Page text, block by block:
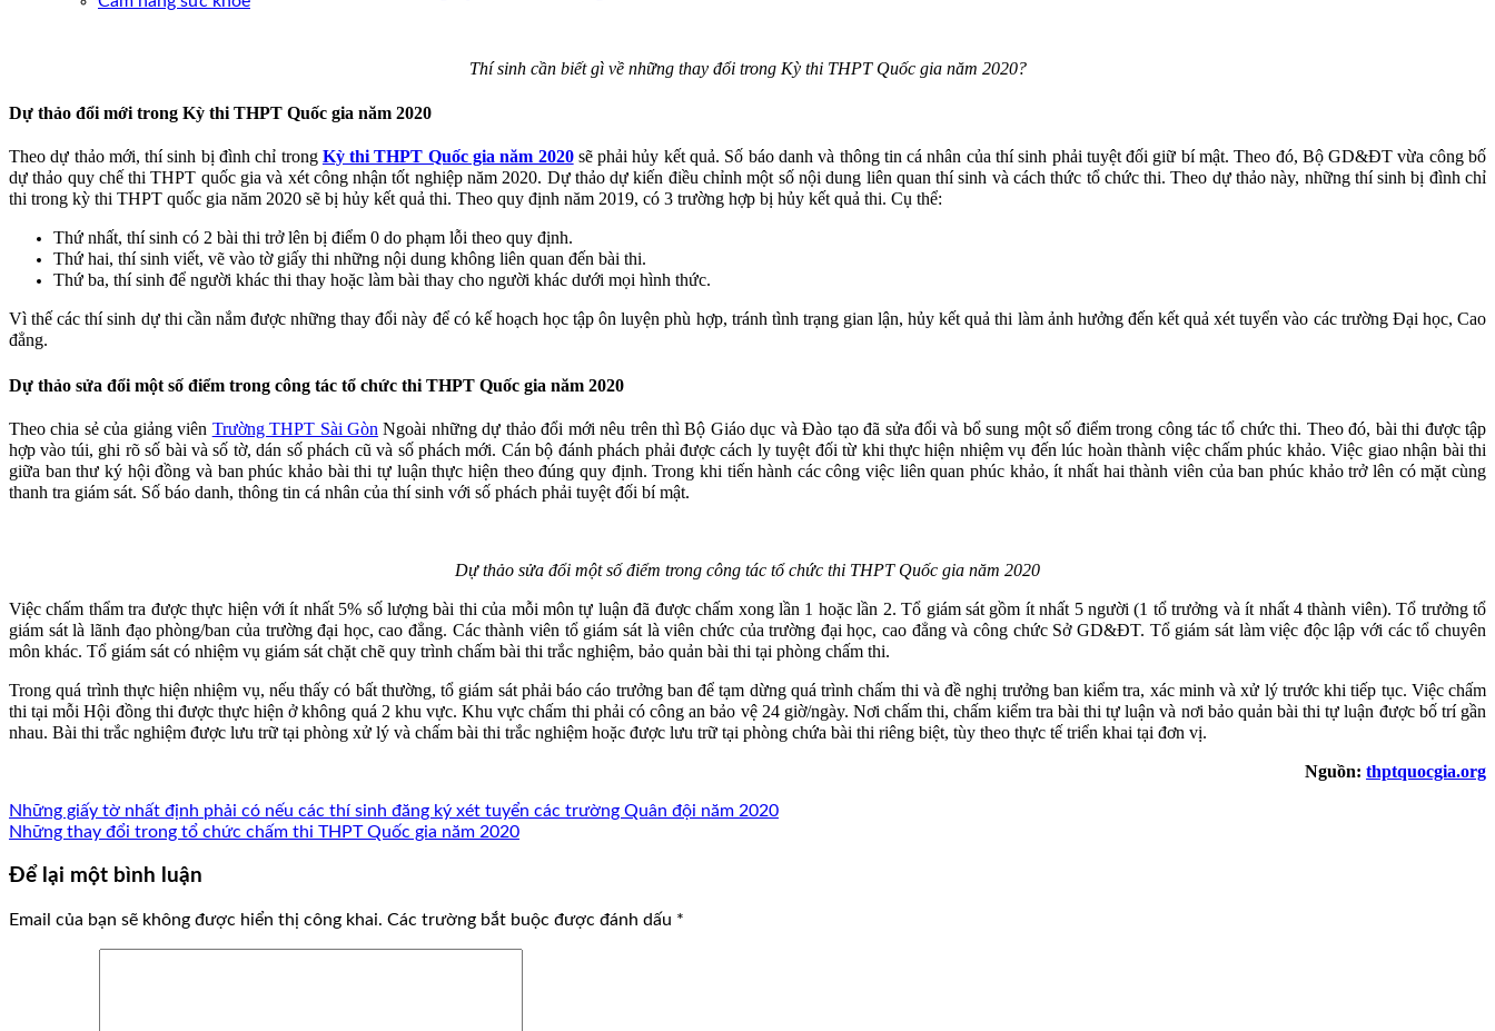
Thí sinh cần biết gì về những thay đổi trong Kỳ thi THPT Quốc gia năm 2020?
Dự thảo đổi mới trong Kỳ thi THPT Quốc gia năm 2020
Theo dự thảo mới, thí sinh bị đình chỉ trong Kỳ thi THPT Quốc gia năm 2020sẽ phải hủy kết quả. Số báo danh và thông tin cá nhân của thí sinh phải tuyệt đối giữ bí mật. Theo đó, Bộ GD&ĐT vừa công bố
dự thảo quy chế thi THPT quốc gia và xét công nhận tốt nghiệp năm 2020. Dự thảo dự kiến điều chỉnh một số nội dung liên quan thí sinh và cách thức tổ chức thi. Theo dự thảo này, những thí sinh bị đình chỉ
thi trong kỳ thi THPT quốc gia năm 2020 sẽ bị hủy kết quả thi. Theo quy định năm 2019, có 3 trường hợp bị hủy kết quả thi. Cụ thể:
Thứ nhất, thí sinh có 2 bài thi trở lên bị điểm 0 do phạm lỗi theo quy định.
Thứ hai, thí sinh viết, vẽ vào tờ giấy thi những nội dung không liên quan đến bài thi.
Thứ ba, thí sinh để người khác thi thay hoặc làm bài thay cho người khác dưới mọi hình thức.
Vì thế các thí sinh dự thi cần nắm được những thay đổi này để có kế hoạch học tập ôn luyện phù hợp, tránh tình trạng gian lận, hủy kết quả thi làm ảnh hưởng đến kết quả xét tuyển vào các trường Đại học, Cao
đẳng.
Dự thảo sửa đổi một số điểm trong công tác tổ chức thi THPT Quốc gia năm 2020
Theo chia sẻ của giảng viên Trường THPT Sài Gòn Ngoài những dự thảo đổi mới nêu trên thì Bộ Giáo dục và Đào tạo đã sửa đổi và bổ sung một số điểm trong công tác tổ chức thi. Theo đó, bài thi được tập
hợp vào túi, ghi rõ số bài và số tờ, dán số phách cũ và số phách mới. Cán bộ đánh phách phải được cách ly tuyệt đối từ khi thực hiện nhiệm vụ đến lúc hoàn thành việc chấm phúc khảo. Việc giao nhận bài thi
giữa ban thư ký hội đồng và ban phúc khảo bài thi tự luận thực hiện theo đúng quy định. Trong khi tiến hành các công việc liên quan phúc khảo, ít nhất hai thành viên của ban phúc khảo trở lên có mặt cùng
thanh tra giám sát. Số báo danh, thông tin cá nhân của thí sinh với số phách phải tuyệt đối bí mật.
Dự thảo sửa đổi một số điểm trong công tác tổ chức thi THPT Quốc gia năm 2020
Việc chấm thẩm tra được thực hiện với ít nhất 5% số lượng bài thi của mỗi môn tự luận đã được chấm xong lần 1 hoặc lần 2. Tổ giám sát gồm ít nhất 5 người (1 tổ trưởng và ít nhất 4 thành viên). Tổ trưởng tổ
giám sát là lãnh đạo phòng/ban của trường đại học, cao đẳng. Các thành viên tổ giám sát là viên chức của trường đại học, cao đẳng và công chức Sở GD&ĐT. Tổ giám sát làm việc độc lập với các tổ chuyên
môn khác. Tổ giám sát có nhiệm vụ giám sát chặt chẽ quy trình chấm bài thi trắc nghiệm, bảo quản bài thi tại phòng chấm thi.
Trong quá trình thực hiện nhiệm vụ, nếu thấy có bất thường, tổ giám sát phải báo cáo trưởng ban để tạm dừng quá trình chấm thi và đề nghị trưởng ban kiểm tra, xác minh và xử lý trước khi tiếp tục. Việc chấm
thi tại mỗi Hội đồng thi được thực hiện ở không quá 2 khu vực. Khu vực chấm thi phải có công an bảo vệ 24 giờ/ngày. Nơi chấm thi, chấm kiểm tra bài thi tự luận và nơi bảo quản bài thi tự luận được bố trí gần
nhau. Bài thi trắc nghiệm được lưu trữ tại phòng xử lý và chấm bài thi trắc nghiệm hoặc được lưu trữ tại phòng chứa bài thi riêng biệt, tùy theo thực tế triển khai tại đơn vị.
Nguồn: thptquocgia.org
Những giấy tờ nhất định phải có nếu các thí sinh đăng ký xét tuyển các trường Quân đội năm 2020
Những thay đổi trong tổ chức chấm thi THPT Quốc gia năm 2020
Để lại một bình luận
Email của bạn sẽ không được hiển thị công khai. Các trường bắt buộc được đánh dấu *